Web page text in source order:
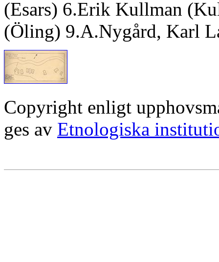
(Esars) 6.Erik Kullman
(Öling) 9.A.Nygård, Karl
Copyright enligt
ges av Etnologiska